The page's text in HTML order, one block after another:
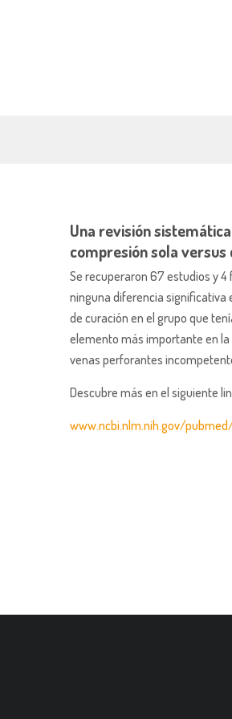
Una revisión
compresión sola
Se recuperaron 67 estudios y 4
ninguna diferencia significativa
de curación en el grupo que
elemento más importante en la
venas perforantes
Descubre más en el siguiente
www.ncbi.nlm.nih.gov/